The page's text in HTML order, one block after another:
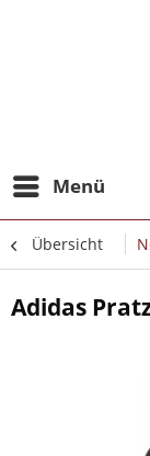
Menü
Übersicht
Adidas